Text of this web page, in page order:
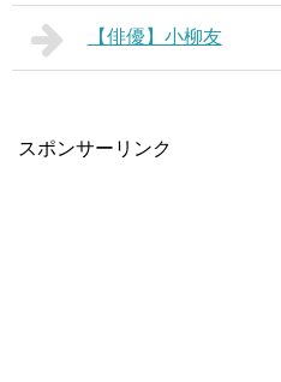
【俳優】小柳友
スポンサーリンク